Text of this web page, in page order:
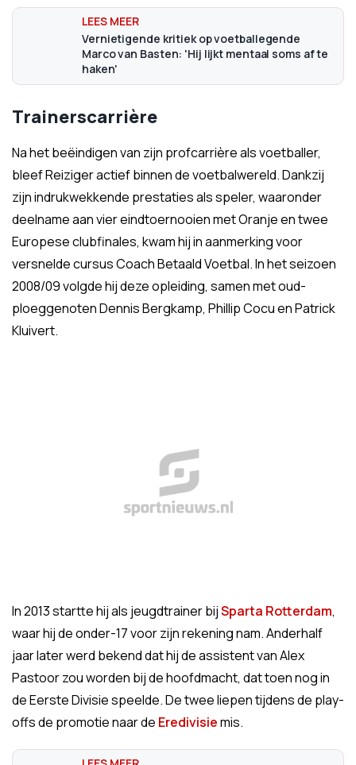
Vernietigende kritiek op voetballegende
Marco van Basten: 'Hij lijkt mentaal soms af te
haken'
Trainerscarrière
Na het beëindigen van zijn profcarrière als voetballer,
bleef Reiziger actief binnen de voetbalwereld. Dankzij
zijn indrukwekkende prestaties als speler, waaronder
deelname aan vier eindtoernooien met Oranje en twee
Europese clubfinales, kwam hij in aanmerking voor
versnelde cursus Coach Betaald Voetbal. In het seizoen
2008/09 volgde hij deze opleiding, samen met oud-
ploeggenoten Dennis Bergkamp, Phillip Cocu en Patrick
Kluivert.
In 2013 startte hij als jeugdtrainer bijSparta Rotterdam,
waar hij de onder-17 voor zijn rekening nam. Anderhalf
jaar later werd bekend dat hij de assistent van Alex
Pastoor zou worden bij de hoofdmacht, dat toen nog in
de Eerste Divisie speelde. De twee liepen tijdens de play-
offs de promotie naar de Eredivisiemis.